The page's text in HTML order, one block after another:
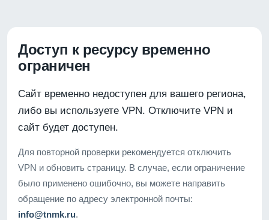
Доступ к ресурсу временно
ограничен
Сайт временно недоступен для вашего региона,
либо вы используете VPN. Отключите VPN и
сайт будет доступен.
Для повторной проверки рекомендуется отключить
VPN и обновить страницу. В случае, если ограничение
было применено ошибочно, вы можете направить
обращение по адресу электронной почты:
info@tnmk.ru.